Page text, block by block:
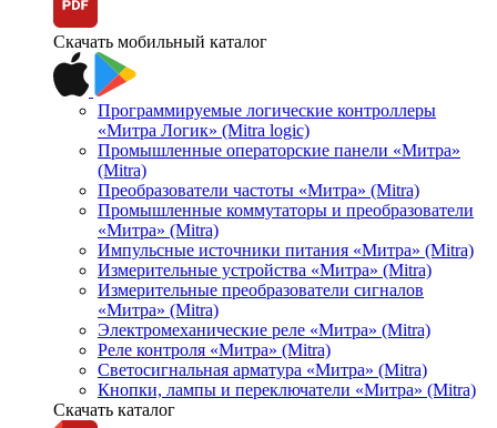
Скачать мобильный каталог
Программируемые логические контроллеры
«Митра Логик» (Mitra logic)
Промышленные операторские панели «Митра»
(Mitra)
Преобразователи частоты «Митра» (Mitra)
Промышленные коммутаторы и преобразователи
«Митра» (Mitra)
Импульсные источники питания «Митра» (Mitra)
Измерительные устройства «Митра» (Mitra)
Измерительные преобразователи сигналов
«Митра» (Mitra)
Электромеханические реле «Митра» (Mitra)
Реле контроля «Митра» (Mitra)
Светосигнальная арматура «Митра» (Mitra)
Кнопки, лампы и переключатели «Митра» (Mitra)
Скачать каталог